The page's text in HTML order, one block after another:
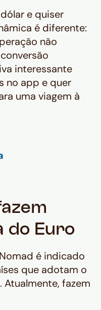
e quiser
é diferente:
não
interessante
no app e quer
uma viagem à
do Euro
é indicado
que adotam o
fazem